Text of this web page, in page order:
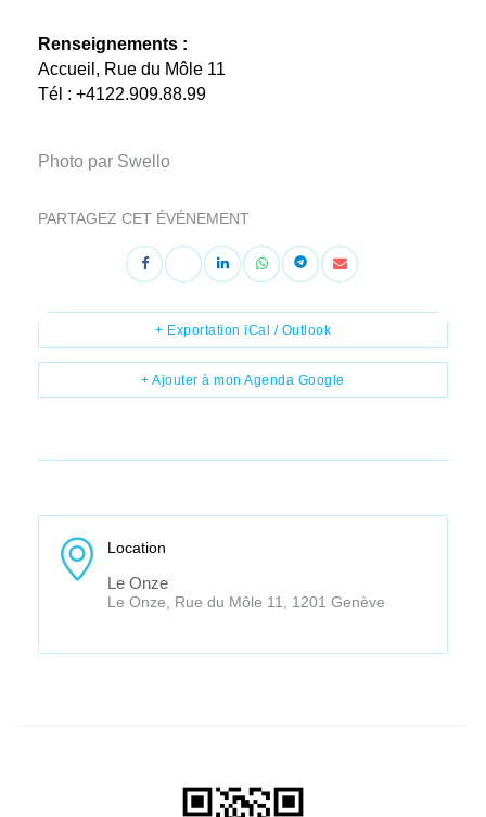
Renseignements :
Accueil, Rue du Môle 11
Tél : +4122.909.88.99
Photo par Swello
PARTAGEZ CET ÉVÉNEMENT
+ Ajouter à mon Agenda Google
+ Exportation iCal / Outlook
Location
Le Onze
Le Onze, Rue du Môle 11, 1201 Genève